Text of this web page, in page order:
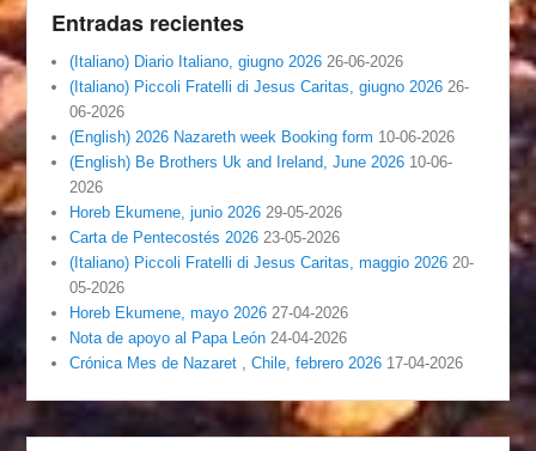
Entradas recientes
(Italiano) Diario Italiano, giugno 2026 26-06-2026
(Italiano) Piccoli Fratelli di Jesus Caritas, giugno 2026 26-
06-2026
(English) 2026 Nazareth week Booking form 10-06-2026
(English) Be Brothers Uk and Ireland, June 2026 10-06-
2026
Horeb Ekumene, junio 2026 29-05-2026
Carta de Pentecostés 2026 23-05-2026
(Italiano) Piccoli Fratelli di Jesus Caritas, maggio 2026 20-
05-2026
Horeb Ekumene, mayo 2026 27-04-2026
Nota de apoyo al Papa León 24-04-2026
Crónica Mes de Nazaret , Chile, febrero 2026 17-04-2026